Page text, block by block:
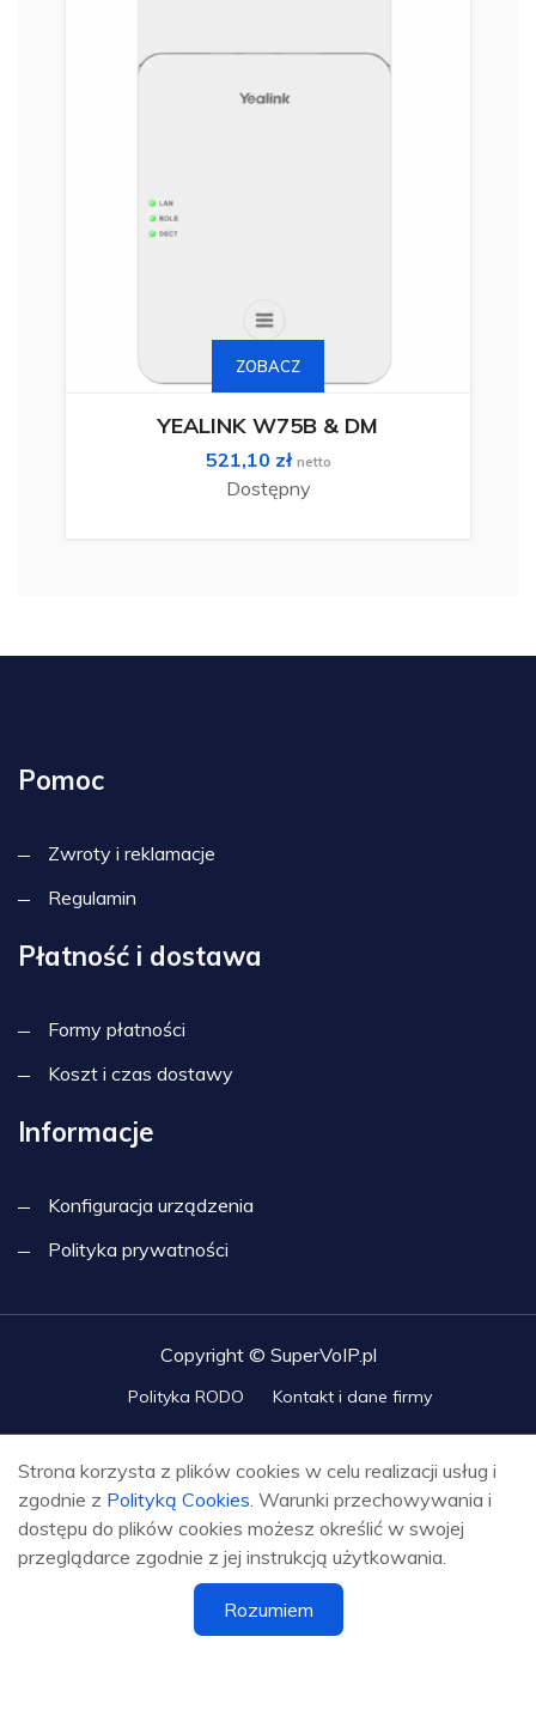
ZOBACZ
YEALINK W75B & DM
521,10 zł netto
Dostępny
Pomoc
Zwroty i reklamacje
Regulamin
Płatność i dostawa
Formy płatności
Koszt i czas dostawy
Informacje
Konfiguracja urządzenia
Polityka prywatności
Copyright © SuperVoIP.pl
Polityka RODO Kontakt i dane firmy
Strona korzysta z plików cookies w celu realizacji usług i
zgodnie z Polityką Cookies. Warunki przechowywania i
dostępu do plików cookies możesz określić w swojej
przeglądarce zgodnie z jej instrukcją użytkowania.
Rozumiem